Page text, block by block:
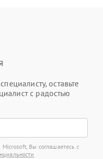
оставьте
с радостью
Вы соглашаетесь с